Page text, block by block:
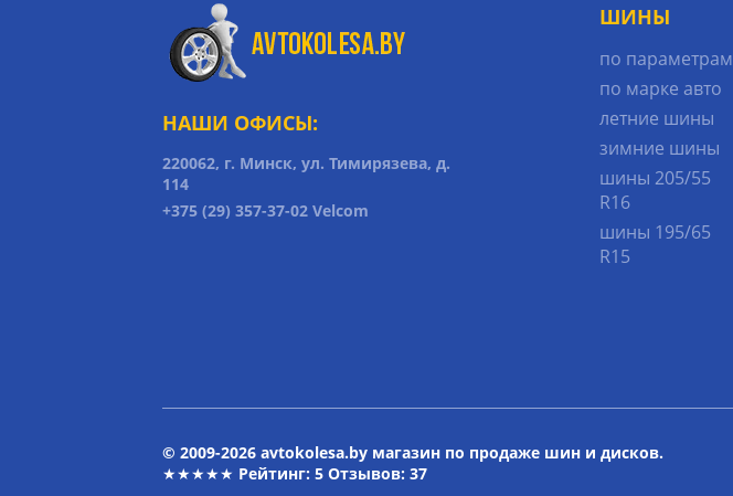
НАШИ ОФИСЫ:
220062, г. Минск, ул. Тимирязева, д.
114
+375 (29) 357-37-02 Velcom
ШИНЫ
по параметрам
по марке авто
летние шины
зимние шины
шины 205/55
R16
шины 195/65
R15
© 2009-2026 avtokolesa.by магазин по продаже шин и дисков.
★★★★★ Рейтинг: 5 Отзывов: 37